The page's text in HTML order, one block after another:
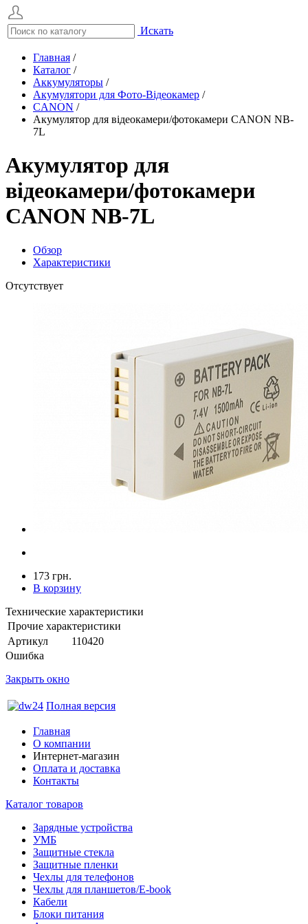
Искать
Главная /
Каталог /
Аккумуляторы /
Акумулятори для Фото-Відеокамер /
CANON /
Акумулятор для відеокамери/фотокамери CANON NB-
7L
Акумулятор для
відеокамери/фотокамери
CANON NB-7L
Обзор
Характеристики
Отсутствует
173 грн.
В корзину
Технические характеристики
Прочие характеристики
Артикул
110420
Ошибка
Закрыть окно
Полная версия
Главная
О компании
Интернет-магазин
Оплата и доставка
Контакты
Каталог товаров
Зарядные устройства
УМБ
Защитные стекла
Защитные пленки
Чехлы для телефонов
Чехлы для планшетов/E-book
Кабели
Блоки питания